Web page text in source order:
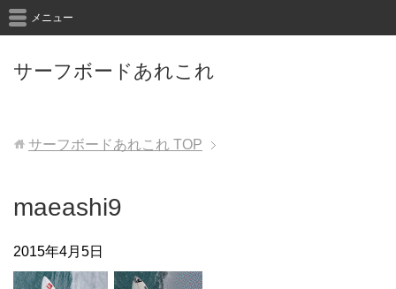
サーフボードあれこれ
メニュー
サーフボードあれこれ TOP
maeashi9
2015年4月5日